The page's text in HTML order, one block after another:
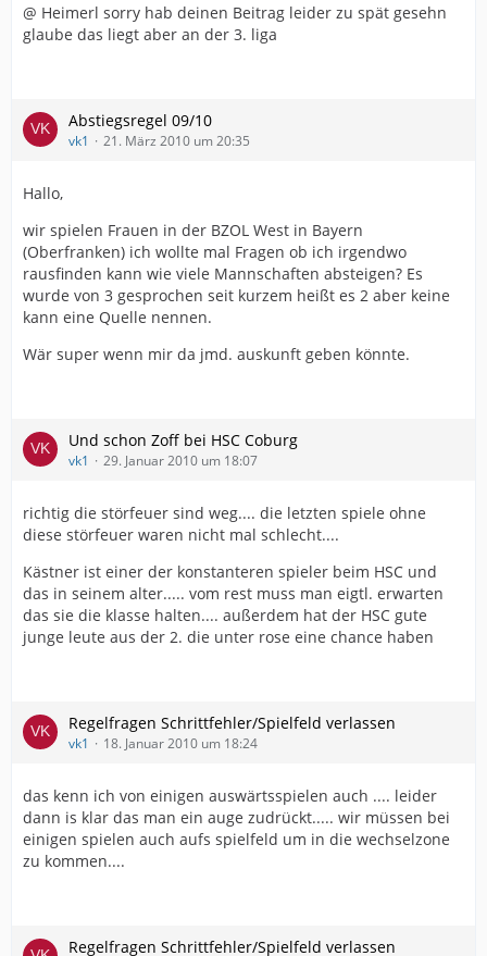
@ Heimerl sorry hab deinen Beitrag leider zu spät gesehn
glaube das liegt aber an der 3. liga
Abstiegsregel 09/10
vk1 21. März 2010 um 20:35
Hallo,
wir spielen Frauen in der BZOL West in Bayern
(Oberfranken) ich wollte mal Fragen ob ich irgendwo
rausfinden kann wie viele Mannschaften absteigen? Es
wurde von 3 gesprochen seit kurzem heißt es 2 aber keine
kann eine Quelle nennen.
Wär super wenn mir da jmd. auskunft geben könnte.
Und schon Zoff bei HSC Coburg
vk1 29. Januar 2010 um 18:07
richtig die störfeuer sind weg.... die letzten spiele ohne
diese störfeuer waren nicht mal schlecht....
Kästner ist einer der konstanteren spieler beim HSC und
das in seinem alter..... vom rest muss man eigtl. erwarten
das sie die klasse halten.... außerdem hat der HSC gute
junge leute aus der 2. die unter rose eine chance haben
Regelfragen Schrittfehler/Spielfeld verlassen
vk1 18. Januar 2010 um 18:24
das kenn ich von einigen auswärtsspielen auch .... leider
dann is klar das man ein auge zudrückt..... wir müssen bei
einigen spielen auch aufs spielfeld um in die wechselzone
zu kommen....
Regelfragen Schrittfehler/Spielfeld verlassen